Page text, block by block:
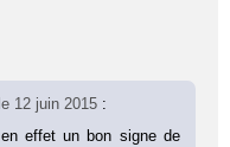
le 12 juin 2015 :
effet un bon signe de